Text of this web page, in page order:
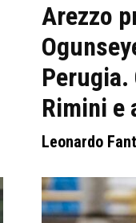
Arezzo
Perugia.
Rimini e
Leonardo